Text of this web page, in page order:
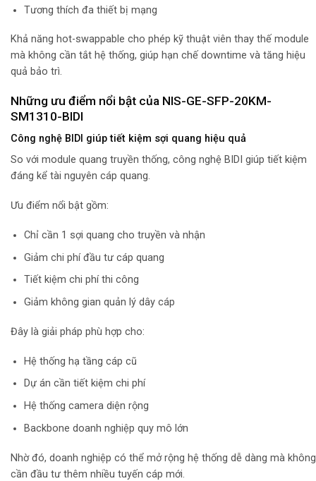
Tương thích đa thiết bị mạng
Khả năng hot-swappable cho phép kỹ thuật viên thay thế module
mà không cần tắt hệ thống, giúp hạn chế downtime và tăng hiệu
quả bảo trì.
Những ưu điểm nổi bật của NIS-GE-SFP-20KM-
SM1310-BIDI
Công nghệ BIDI giúp tiết kiệm sợi quang hiệu quả
So với module quang truyền thống, công nghệ BIDI giúp tiết kiệm
đáng kể tài nguyên cáp quang.
Ưu điểm nổi bật gồm:
Chỉ cần 1 sợi quang cho truyền và nhận
Giảm chi phí đầu tư cáp quang
Tiết kiệm chi phí thi công
Giảm không gian quản lý dây cáp
Đây là giải pháp phù hợp cho:
Hệ thống hạ tầng cáp cũ
Dự án cần tiết kiệm chi phí
Hệ thống camera diện rộng
Backbone doanh nghiệp quy mô lớn
Nhờ đó, doanh nghiệp có thể mở rộng hệ thống dễ dàng mà không
cần đầu tư thêm nhiều tuyến cáp mới.